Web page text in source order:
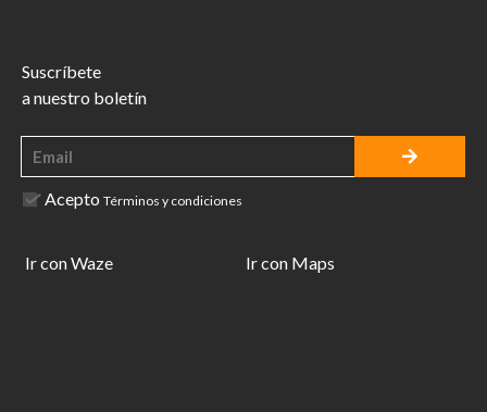
Suscríbete
a nuestro boletín
Acepto Términos y condiciones
Ir con Waze Ir con Maps